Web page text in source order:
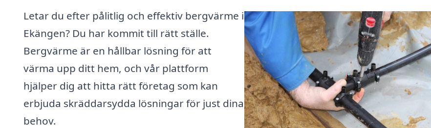
Letar du efter pålitlig och effektiv bergvärme i
Ekängen? Du har kommit till rätt ställe.
Bergvärme är en hållbar lösning för att
värma upp ditt hem, och vår plattform
hjälper dig att hitta rätt företag som kan
erbjuda skräddarsydda lösningar för just dina
behov.